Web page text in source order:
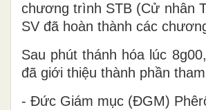
chương trình STB (Cử nhân
SV đã hoàn thành các
Sau phút thánh hóa lúc
đã giới thiệu thành phần
-­ Đức Giám mục (ĐGM)